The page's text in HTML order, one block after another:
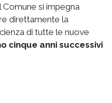
Comune si impegna
direttamente la
di tutte le nuove
cinque anni successivi